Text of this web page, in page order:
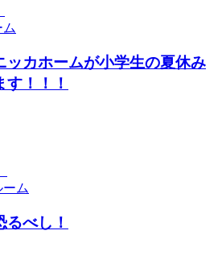
ッカホームが小学生の夏休み
！！！
ム
べし！